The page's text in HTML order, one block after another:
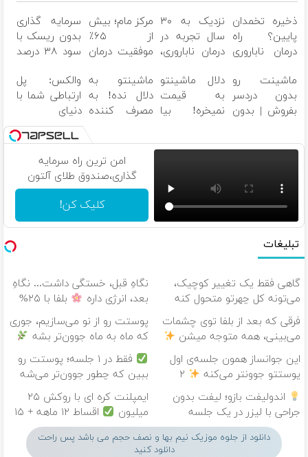
ذخیره تخمدان
پایین؟ راه
درمان ناباروری
است
نزدیک به ۳۰
سال تجربه در
درمان ناباروری،
فوق‌تخصصی
مام
مرکز مام؛ بیش
از ۶۵٪
موفقیت درمان
خاورمیانه
سرمایه گذاری
بدون ریسک با
سود ۳۸ درصد
ماشینت رو
بدون دردسر
بفروش | بدون
دلال ماشینتو
به قیمت
نمیخره! بیا
بفروش*فقط
ماشینتو به
دلال نده! به
مصرف کننده
پاسخ به یک
والکس: پل
ارتباطی شما با
دنیای
سرمایه‌گذاری
دیجیتال
امن ترین راه سرمایه
گذاری،صندوق طلای آلتون
کلیک کن!
تبلیغات
گاهی فقط یک تغییر کوچیک،
می‌تونه کل چهرتو متحول کنه
تغییر طبیعی
نگاهِ قبل، خستگی داشت... نگاهِ
بعد، انرژی داره
بلفا با ۲۵%
فرقی که بعد از بلفا توی چشمات
می‌بینی، همه متوجه میشن
پوستت رو از نو می‌سازیم، جوری
که ماه به ماه جوون‌تر بشه
این جوانساز همون جلسه‌ی اول
پوستتو جوونتر می‌کنه
۲
سال ماندگاری داره
فقط در ۱ جلسه؛ پوستت رو
ببین که چطور جوون‌تر می‌شه
اندولیفت بازو؛ لیفت بدون
جراحی با لیزر در یک جلسه
ایمپلنت کره ای با روکش ۲۵
میلیون
اقساط ۱۲ ماهه + ۱۵
سال گارانتی
دانلود از جلوه موزیک نیم بها و نصف حجم می باشد پس راحت
دانلود کنید